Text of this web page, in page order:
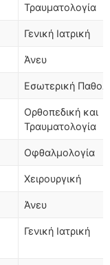
Τραυματολογία
Γενική Ιατρική
Άνευ
Εσωτερική
Ορθοπεδική και
Τραυματολογία
Οφθαλμολογία
Χειρουργική
Άνευ
Γενική Ιατρική